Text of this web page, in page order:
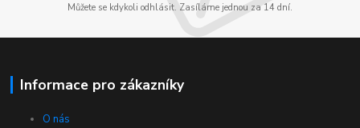
Můžete se kdykoli odhlásit. Zasíláme jednou za 14 dní.
Informace pro zákazníky
O nás